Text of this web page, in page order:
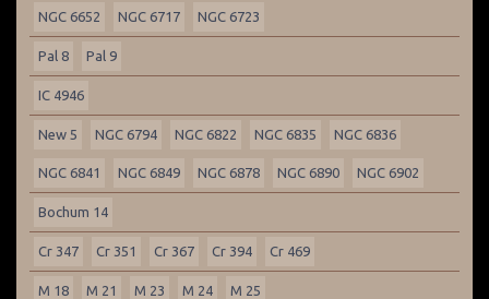
NGC 6652 NGC 6717 NGC 6723
Pal 8 Pal 9
IC 4946
New 5 NGC 6794 NGC 6822 NGC 6835 NGC 6836
NGC 6841 NGC 6849 NGC 6878 NGC 6890 NGC 6902
Bochum 14
Cr 347 Cr 351 Cr 367 Cr 394 Cr 469
M 18 M 21 M 23 M 24 M 25